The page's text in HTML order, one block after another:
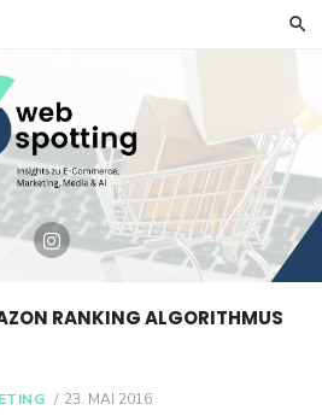
RANKING ALGORITHMUS
POSTED
23. MAI 2016